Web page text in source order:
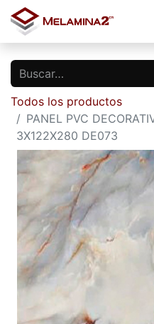
Todos los productos
PANEL PVC
3X122X280 DE073